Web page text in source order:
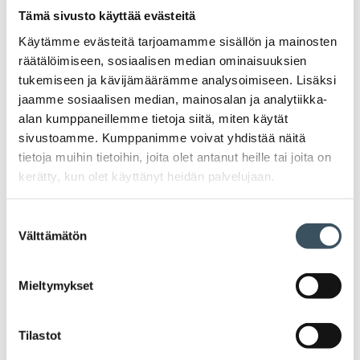
Tämä sivusto käyttää evästeitä
Käytämme evästeitä tarjoamamme sisällön ja mainosten
räätälöimiseen, sosiaalisen median ominaisuuksien
tukemiseen ja kävijämäärämme analysoimiseen. Lisäksi
jaamme sosiaalisen median, mainosalan ja analytiikka-
alan kumppaneillemme tietoja siitä, miten käytät
sivustoamme. Kumppanimme voivat yhdistää näitä
tietoja muihin tietoihin, joita olet antanut heille tai joita on
kerätty, kun olet käyttänyt heidän palvelujaan.
valinta
Välttämätön
Mieltymykset
Tilastot
2026
2025
2024
2023
2022
2018